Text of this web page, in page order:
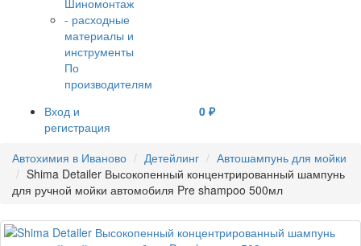
По
производителям
Вход и
регистрация
0 ₽
Автохимия в Иваново Детейлинг
Автошампунь для мойки
Shima Detailer Высокопенный концентрированный шампунь
для ручной мойки автомобиля Pre shampoo 500мл